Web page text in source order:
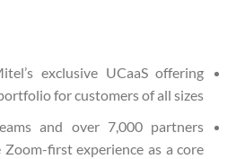
exclusive UCaaS offering
for customers of all sizes.
and over 7,000 partners
first experience as a core